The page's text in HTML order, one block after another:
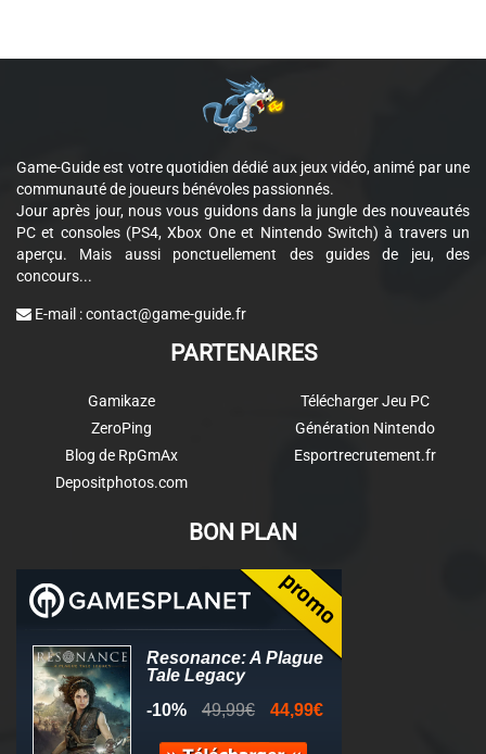
Game-Guide est votre quotidien dédié aux jeux vidéo, animé par une
communauté de joueurs bénévoles passionnés.
Jour après jour, nous vous guidons dans la jungle des nouveautés
PC et consoles (PS4, Xbox One et Nintendo Switch) à travers un
aperçu. Mais aussi ponctuellement des guides de jeu, des
concours...
E-mail :contact@game-guide.fr
PARTENAIRES
Gamikaze
ZeroPing
Blog de RpGmAx
Depositphotos.com
Télécharger Jeu PC
Génération Nintendo
Esportrecrutement.fr
BON PLAN